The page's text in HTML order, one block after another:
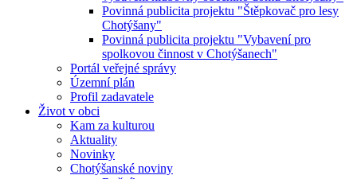
Povinná publicita projektu "Štěpkovač pro lesy
Chotýšany"
Povinná publicita projektu "Vybavení pro
spolkovou činnost v Chotýšanech"
Portál veřejné správy
Územní plán
Profil zadavatele
Život v obci
Kam za kulturou
Aktuality
Novinky
Chotýšanské noviny